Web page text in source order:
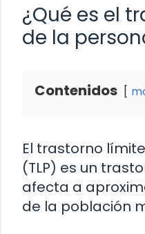
¿Qué es el
de la
Contenidos
El trastorno
(TLP) es un
afecta a
de la población